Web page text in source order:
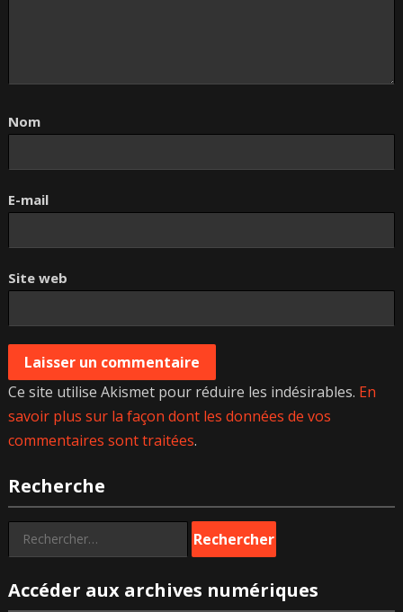
Nom
E-mail
Site web
Ce site utilise Akismet pour réduire les indésirables. En
savoir plus sur la façon dont les données de vos
commentaires sont traitées.
Recherche
Rechercher :
Accéder aux archives numériques